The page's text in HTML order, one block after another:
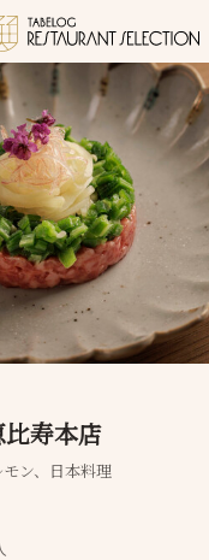
比寿本店
ン、日本料理